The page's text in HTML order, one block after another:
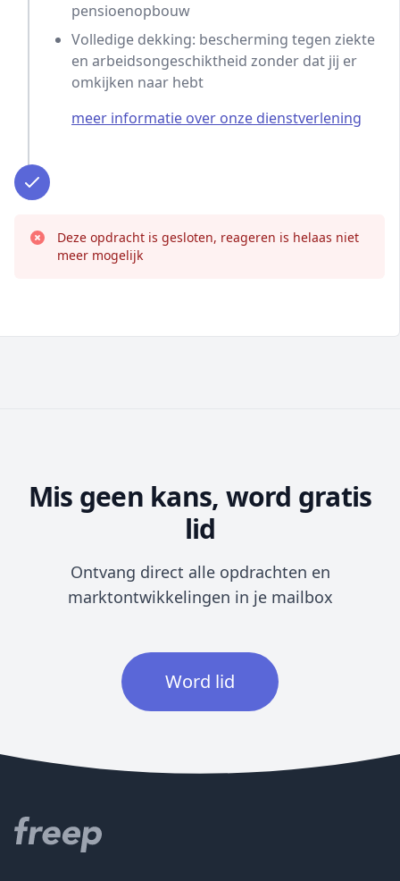
pensioenopbouw
Volledige dekking: bescherming tegen ziekte
en arbeidsongeschiktheid zonder dat jij er
omkijken naar hebt
meer informatie over onze dienstverlening
Deze opdracht is gesloten, reageren is helaas niet
meer mogelijk
Mis geen kans, word gratis
lid
Ontvang direct alle opdrachten en
marktontwikkelingen in je mailbox
Word lid